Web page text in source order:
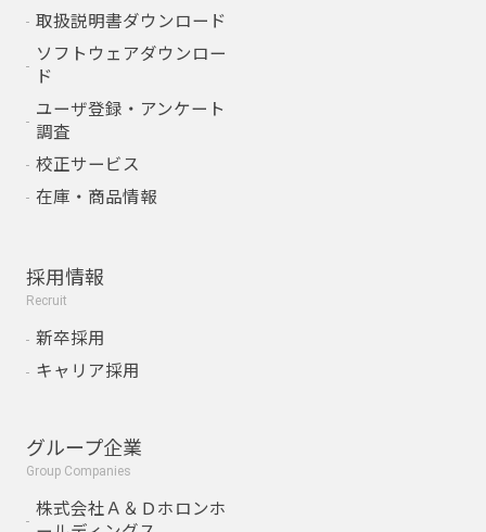
取扱説明書ダウンロード
ソフトウェアダウンロー
ド
ユーザ登録・アンケート
調査
校正サービス
在庫・商品情報
採用情報
Recruit
新卒採用
キャリア採用
グループ企業
Group Companies
株式会社Ａ＆Ｄホロンホ